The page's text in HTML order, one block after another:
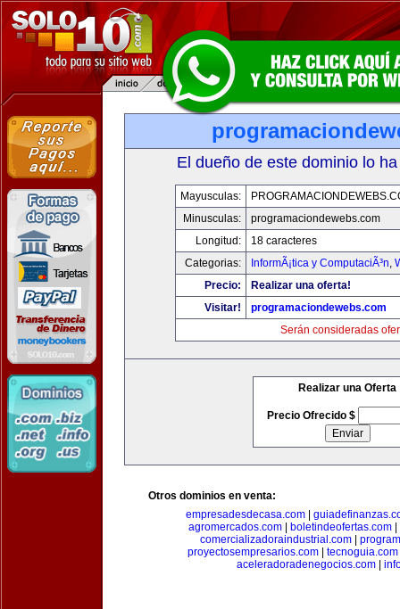
El dueño de este dominio lo
Mayusculas:
Minusculas:
programaciondewebs.com
Longitud:
18 caracteres
Categorias:
InformÃ¡tica y ComputaciÃ³n,
Precio:
Realizar una oferta!
Visitar!
programaciondewebs.com
Serán consideradas
Realizar una Oferta
Precio Ofrecido $
Otros dominios en venta:
empresadesdecasa.com|
agromercados.com
boletindeofertas.com
comercializadoraindustrial.com
proyectosempresarios.com
tecnoguia.com
aceleradoradenegocios.com